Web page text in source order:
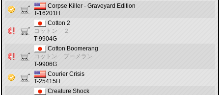
Corpse Killer - Graveyard Edition
T-16201H
Cotton 2
コットン ２
T-9904G
Cotton Boomerang
コットン ブーメラン
T-9906G
Courier Crisis
T-25415H
Creature Shock